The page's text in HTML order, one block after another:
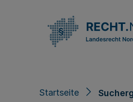
Startseite